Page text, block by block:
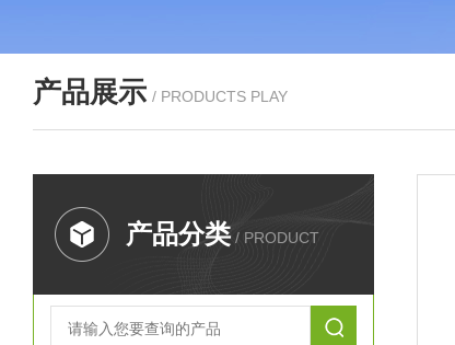
产品展示 / PRODUCTS PLAY
产品分类 / PRODUCT